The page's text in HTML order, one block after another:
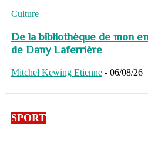
Culture
De la bibliothèque de mon
de Dany Laferrière
Mitchel Kewing Etienne - 06/08/26
SPORT